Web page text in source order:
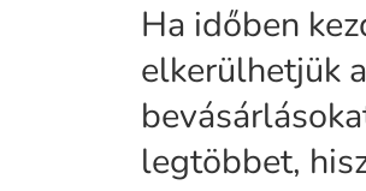
Ha időben
elkerülhetjük
legtöbbet,